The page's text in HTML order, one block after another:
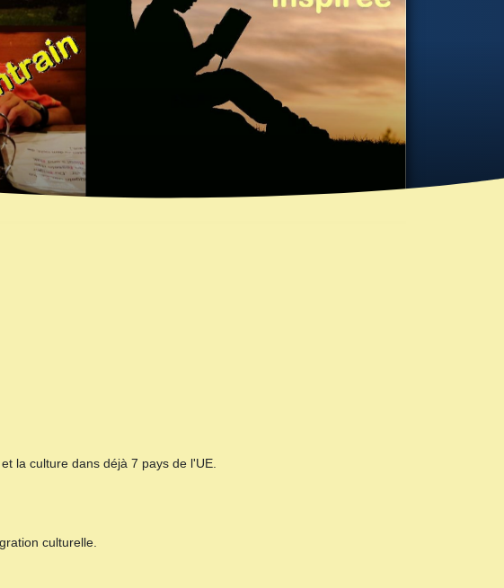
la culture dans déjà 7 pays de l'UE.
culturelle.